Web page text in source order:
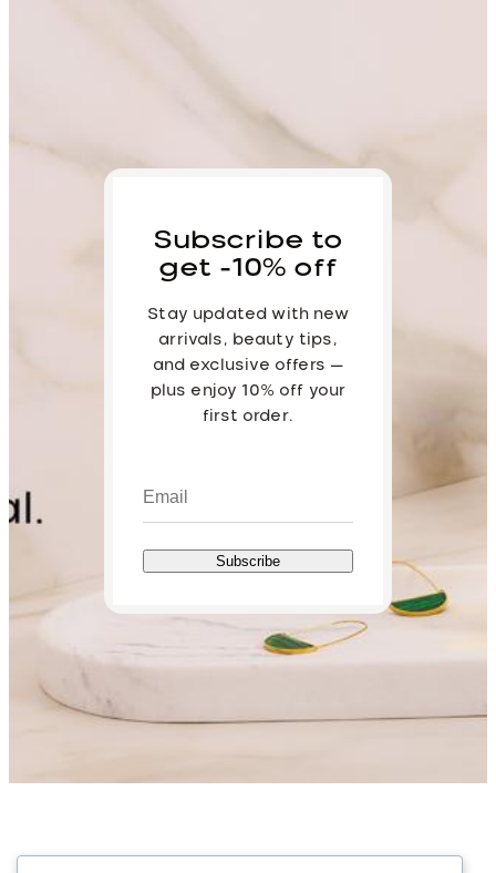
Subscribe to
get -10% off
Stay updated with new
arrivals, beauty tips,
and exclusive offers —
plus enjoy 10% off your
first order.
Subscribe